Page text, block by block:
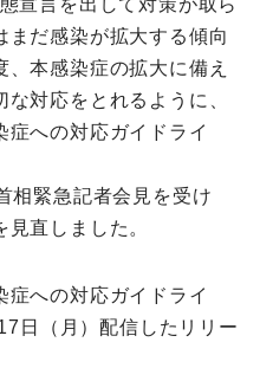
宣言を出して対策が取ら
まだ感染が拡大する傾向
本感染症の拡大に備え
対応をとれるように、
症への対応ガイドライ
緊急記者会見を受け
直しました。
症への対応ガイドライ
日（月）配信したリリー